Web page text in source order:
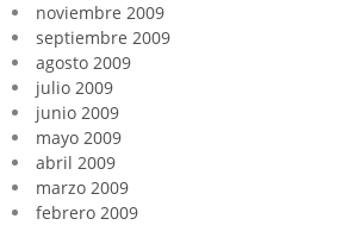
noviembre 2009
septiembre 2009
agosto 2009
julio 2009
junio 2009
mayo 2009
abril 2009
marzo 2009
febrero 2009